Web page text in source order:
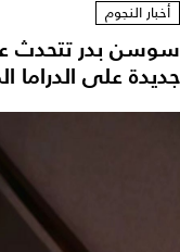
أخبار النجوم
سوسن بدر تتحدث
جديدة على الدراما